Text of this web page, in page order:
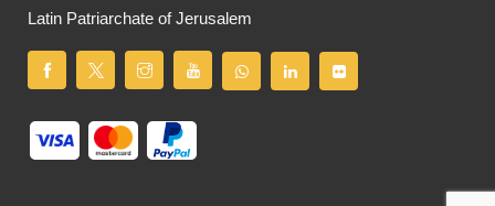
Latin Patriarchate of Jerusalem